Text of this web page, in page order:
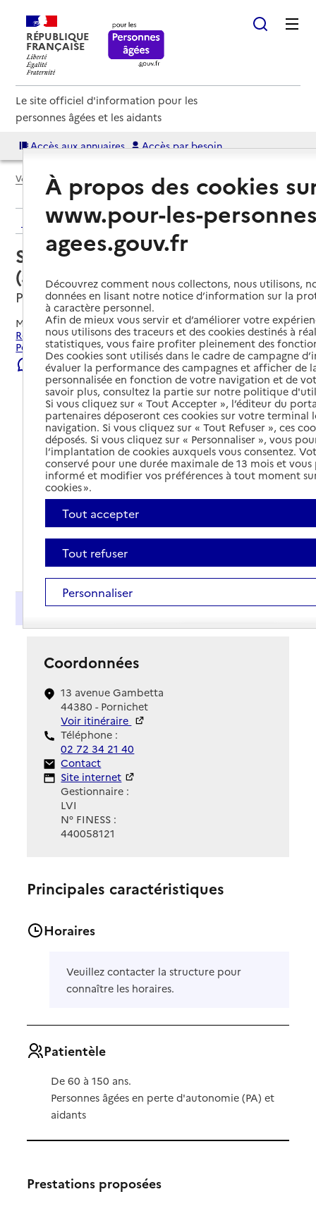
RÉPUBLIQUE
FRANÇAISE
Le site officiel d'information pour les
personnes âgées et les aidants
Accès aux annuaires Accès par besoin
Voir le fil d’Ariane
Retour aux résultats de l'annuaire
Service autonomie à domicile
(aide) – Essentiel et domicile
Pornichet, LOIRE-ATLANTIQUE
Mis à jour le08/08/2026
Rechercher les établissements et services autour de
Pornichet.
Signaler une erreur
Présentation
Coordonnées
13 avenue Gambetta
44380 - Pornichet
Voir itinéraire
Téléphone :
02 72 34 21 40
Contact
Contact
Site Internet
Site internet
Gestionnaire :
LVI
N° FINESS :
440058121
Principales caractéristiques
Horaires
Veuillez contacter la structure pour
connaître les horaires.
Patientèle
De 60 à 150 ans.
Personnes âgées en perte d'autonomie (PA) et
aidants
Prestations proposées
À propos des cookies
www.pour-les-
agees.gouv.fr
Découvrez comment nous collectons, nous utilisons,
données en lisant notre notice d’information sur la
à caractère personnel.
Afin de mieux vous servir et d’améliorer votre
nous utilisons des traceurs et des cookies destinés à
statistiques, vous faire profiter pleinement des
Des cookies sont utilisés dans le cadre de campagne
évaluer la performance des campagnes et afficher de
personnalisée en fonction de votre navigation et de
savoir plus, consultez la partie sur notre politique
Si vous cliquez sur « Tout Accepter », l’éditeur du
partenaires déposeront ces cookies sur votre terminal
navigation. Si vous cliquez sur « Tout Refuser », ces
déposés. Si vous cliquez sur « Personnaliser », vous
l’implantation de cookies auxquels vous consentez.
conservé pour une durée maximale de 13 mois et
informé et modifier vos préférences à tout moment
cookies ».
Tout accepter
Tout refuser
Personnaliser